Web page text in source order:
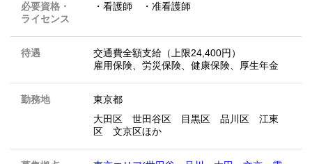
必要資格・
ライセンス
・看護師 ・准看護師
待遇
交通費全額支給（上限24,400円）
雇用保険、労災保険、健康保険、厚生年金
勤務地
東京都
大田区 世田谷区 目黒区 品川区 江東
区 文京区ほか